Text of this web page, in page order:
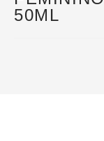
50ML